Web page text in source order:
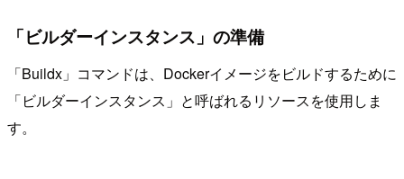
「ビルダーインスタンス」の準備
「Buildx」コマンドは、Dockerイメージをビルドするために
「ビルダーインスタンス」と呼ばれるリソースを使用しま
す。